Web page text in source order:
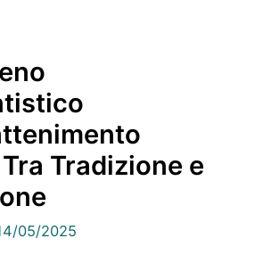
Tradizione e
05/2025